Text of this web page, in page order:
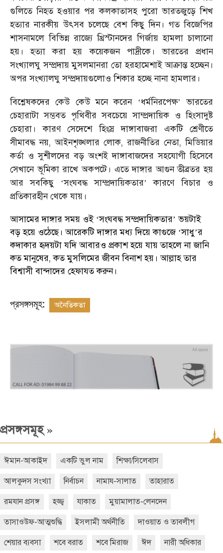
গুলিতে নিহত হওয়ার পর কলকাতাসহ পুরো ভারতজুড়ে শিখ
হত্যার নারকীয় উৎসব চলেছে বেশ কিছু দিন। গত বিজেপির
শাসনামলে বিভিন্ন রাজ্যে খ্রিস্টানদের গির্জায় হামলা চালানো
হয়। হত্যা করা হয় কয়েকজন পাদ্রীকে। ভারতের প্রধান
সংখ্যালঘু সম্প্রদায় মুসলমানরা তো হরহামেশাই আক্রান্ত হচ্ছেন।
অপর সংখ্যালঘু সম্প্রদায়গুলোও শিকার হচ্ছে নানা হামলার।
বিশ্লেষকদের কেউ কেউ মনে করেন ‘ধর্মনিরপেক্ষ’
ভারতের
চেহারাটা সম্ভবত পৃথিবীর সবচেয়ে সাম্প্রদায়িক ও হিংসাদুষ্ট
চেহারা। কারণ সেদেশে হিংস্র দাঙ্গাবাজরা একটি শ্রেণীতে
সীমাবদ্ধ নয়, আইনশৃঙ্খলার লোক, রাজনীতির নেতা, মিডিয়ার
কর্তা ও সুশীলদের বড় অংশই দাঙ্গাবাজদের সহযোগী হিসেবে
সেখানে ভূমিকা রাখে অকপটে। এতে দাঙ্গার আগুন তীব্রতর হয়
আর সবকিছু
‘সংঘবদ্ধ সাম্প্রদায়িকতার’
কারণে বিচার ও
প্রতিকারহীন থেকে যায়।
আসামের দাঙ্গার সময় ওই ‘সংঘবদ্ধ সম্প্রদায়িকতার’ ভয়টাই
বড় হয়ে ওঠেছে। আরেকটি দাঙ্গার মধ্য দিয়ে কাগুজে ‘সাধু’র
কদাকার হৃদয়টা যদি আবারও প্রকাশ হয়ে যায় তাহলে না জানি
কত মানুষের, কত মুসলিমের জীবন বিনাশ হয়। আল্লাহ তার
বিশ্বাসী বান্দাদের হেফাযত করুন।
প্রসঙ্গসমূহ: অনৈতিকতা
প্রসঙ্গসমূহ»
ঈমান-আকাইদ একটি ভুল নাম শিক্ষা/সিলেবাস
আলকুদস সংখ্যা নির্বাচন নামায-সালাত তাহারাত
রমযান প্রসঙ্গ হজ্জ্ব যাকাত মুয়ামালাত-লেনদেন
তাসাওউফ-আত্মশুদ্ধি ইসলামী অর্থনীতি দাওয়াত ও তাবলীগ
শেয়ার ব্যবসা শবে বরাত শবে মিরাজ ঈদ নারী অধিকার